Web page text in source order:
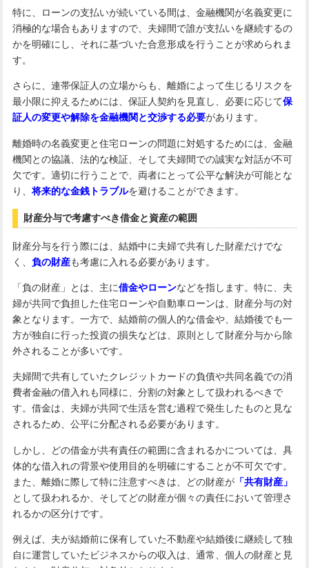
特に、ローンの支払いが続いている間は、金融機関が名義変更に
消極的な場合もありますので、夫婦間で誰が支払いを継続するの
かを明確にし、それに基づいた合意形成を行うことが求められま
す。
さらに、連帯保証人の立場からも、離婚によって生じるリスクを
最小限に抑えるためには、保証人契約を見直し、必要に応じて保
証人の変更や解除を金融機関と交渉する必要があります。
離婚時の名義変更と住宅ローンの問題に対処するためには、金融
機関との協議、法的な検証、そして夫婦間での誠実な対話が不可
欠です。適切に行うことで、両者にとって公平な解決が可能とな
り、将来的な金銭トラブルを避けることができます。
財産分与で考慮すべき借金と資産の範囲
財産分与を行う際には、結婚中に夫婦で共有した財産だけでな
く、 負の財産も考慮に入れる必要があります。
「負の財産」とは、主に借金やローンなどを指します。特に、夫
婦が共同で負担した住宅ローンや自動車ローンは、財産分与の対
象となります。一方で、結婚前の個人的な借金や、結婚後でも一
方が独自に行った投資の損失などは、原則として財産分与から除
外されることが多いです。
夫婦間で共有していたクレジットカードの負債や共同名義での消
費者金融の借入れも同様に、分割の対象として扱われるべきで
す。借金は、夫婦が共同で生活を営む過程で発生したものと見な
されるため、公平に分配される必要があります。
しかし、どの借金が共有責任の範囲に含まれるかについては、具
体的な借入れの背景や使用目的を明確にすることが不可欠です。
また、離婚に際して特に注意すべきは、どの財産が「共有財産」
として扱われるか、そしてどの財産が個々の責任において管理さ
れるかの区分けです。
例えば、夫が結婚前に保有していた不動産や結婚後に継続して独
自に運営していたビジネスからの収入は、通常、個人の財産と見